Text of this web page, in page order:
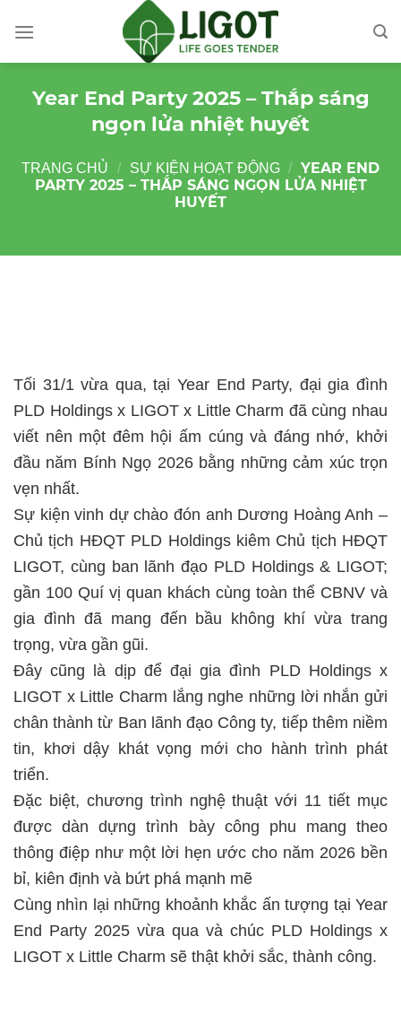
Year End Party 2025 – Thắp sáng
ngọn lửa nhiệt huyết
TRANG CHỦ / SỰ KIỆN HOẠT ĐỘNG / YEAR END
PARTY 2025 – THẮP SÁNG NGỌN LỬA NHIỆT
HUYẾT
Tối 31/1 vừa qua, tại Year End Party, đại gia đình
PLD Holdings x LIGOT x Little Charm đã cùng nhau
viết nên một đêm hội ấm cúng và đáng nhớ, khởi
đầu năm Bính Ngọ 2026 bằng những cảm xúc trọn
vẹn nhất.
Sự kiện vinh dự chào đón anh Dương Hoàng Anh –
Chủ tịch HĐQT PLD Holdings kiêm Chủ tịch HĐQT
LIGOT, cùng ban lãnh đạo PLD Holdings & LIGOT;
gần 100 Quí vị quan khách cùng toàn thể CBNV và
gia đình đã mang đến bầu không khí vừa trang
trọng, vừa gần gũi.
Đây cũng là dịp để đại gia đình PLD Holdings x
LIGOT x Little Charm lắng nghe những lời nhắn gửi
chân thành từ Ban lãnh đạo Công ty, tiếp thêm niềm
tin, khơi dậy khát vọng mới cho hành trình phát
triển.
Đặc biệt, chương trình nghệ thuật với 11 tiết mục
được dàn dựng trình bày công phu mang theo
thông điệp như một lời hẹn ước cho năm 2026 bền
bỉ, kiên định và bứt phá mạnh mẽ
Cùng nhìn lại những khoảnh khắc ấn tượng tại Year
End Party 2025 vừa qua và chúc PLD Holdings x
LIGOT x Little Charm sẽ thật khởi sắc, thành công.